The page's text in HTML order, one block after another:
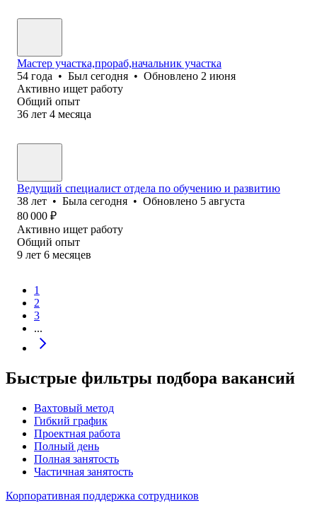
Мастер участка,прораб,начальник участка
54 года • Был сегодня • Обновлено 2 июня
Активно ищет работу
Общий опыт
36 лет 4 месяца
Ведущий специалист отдела по обучению и развитию
38 лет • Была сегодня • Обновлено 5 августа
80 000 ₽
Активно ищет работу
Общий опыт
9 лет 6 месяцев
1
2
3
...
Быстрые фильтры подбора вакансий
Вахтовый метод
Гибкий график
Проектная работа
Полный день
Полная занятость
Частичная занятость
Корпоративная поддержка сотрудников